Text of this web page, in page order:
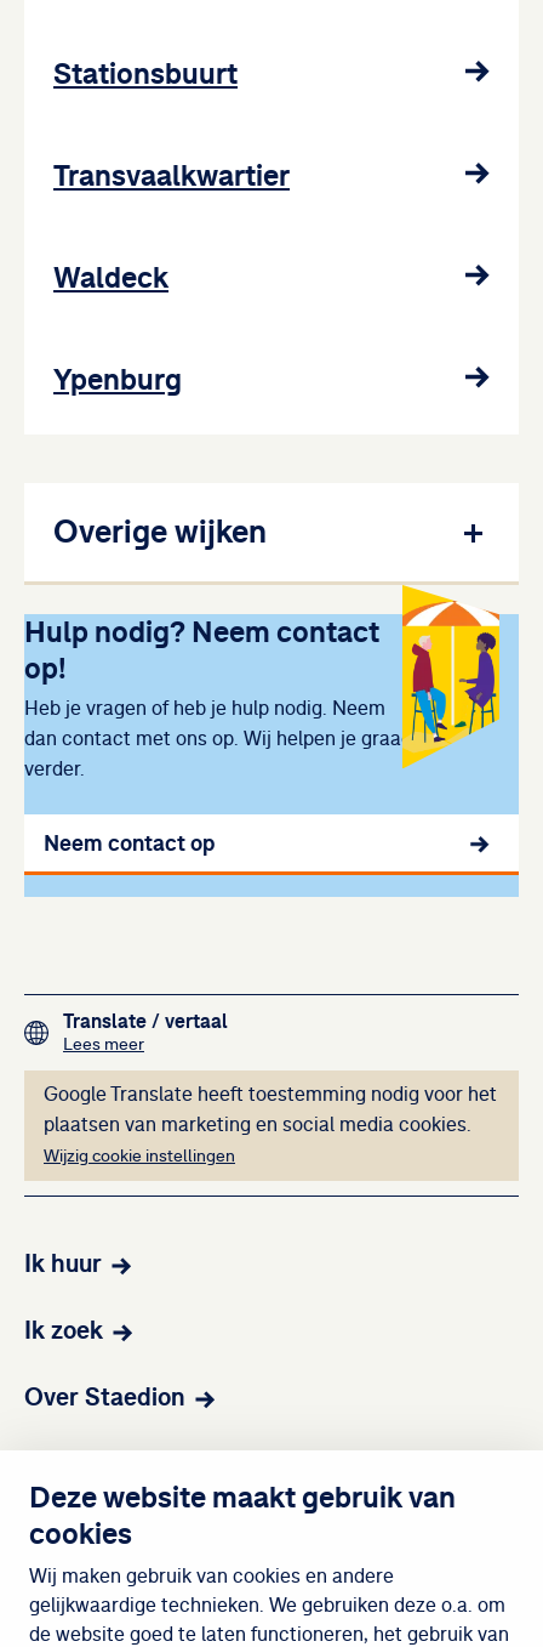
Deze website maakt gebruik van
cookies
Wij maken gebruik van cookies en andere
gelijkwaardige technieken. We gebruiken deze o.a. om
de website goed te laten functioneren, het gebruik van
Stationsbuurt
Transvaalkwartier
Waldeck
Ypenburg
Overige wijken
Uitgelicht
Hulp nodig? Neem contact
op!
Heb je vragen of heb je hulp nodig. Neem
dan contact met ons op. Wij helpen je graag
verder.
Neem contact op
Translate / vertaal
Lees meerover het vertalen van de teksten op deze website
Deze inhoud kan
Google Translate heeft toestemming nodig voor het
plaatsen van marketing en social media cookies.
Wijzig cookie instellingen
Ik huur
Ik zoek
Over Staedion
Wijken